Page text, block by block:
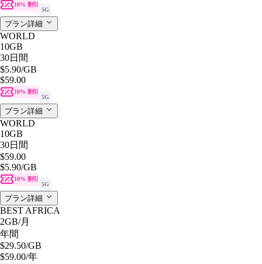
10% 割引
5G
プラン詳細
WORLD
10GB
30日間
$5.90/GB
$59.00
10% 割引
5G
プラン詳細
WORLD
10GB
30日間
$59.00
$5.90/GB
10% 割引
5G
プラン詳細
BEST AFRICA
2GB/月
年間
$29.50/GB
$59.00/年